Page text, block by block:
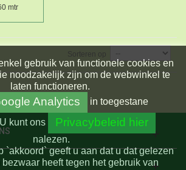
mtr
Sorteren op
gebruik van functionele cookies en
noodzakelijk zijn om de webwinkel te
laten functioneren.
Analytics
in toegestane
U kunt ons Privacybeleid hier
nalezen.
`akkoord` geeft u aan dat u dat gelezen
heeft tegen het gebruik van